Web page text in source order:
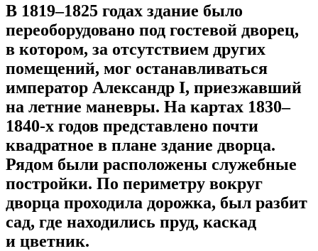
В 1819–1825 годах здание было
переоборудовано под гостевой дворец,
в котором, за отсутствием других
помещений, мог останавливаться
император Александр I, приезжавший
на летние маневры. На картах 1830–
1840-х годов представлено почти
квадратное в плане здание дворца.
Рядом были расположены служебные
постройки. По периметру вокруг
дворца проходила дорожка, был разбит
сад, где находились пруд, каскад
и цветник.